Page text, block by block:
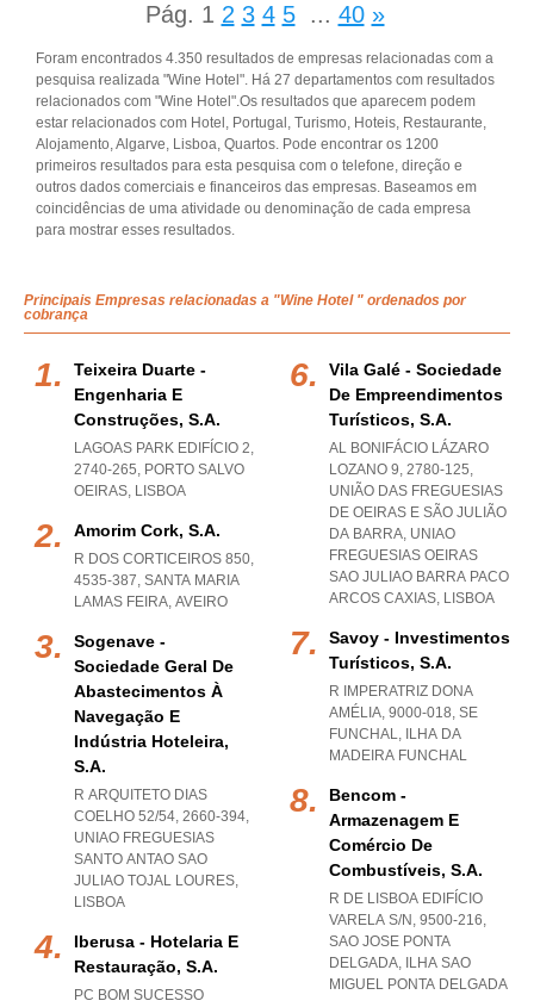
Pág. 1 2 3 4 5 ... 40 »
Foram encontrados 4.350 resultados de empresas relacionadas com a
pesquisa realizada "Wine Hotel". Há 27 departamentos com resultados
relacionados com "Wine Hotel".Os resultados que aparecem podem
estar relacionados com Hotel, Portugal, Turismo, Hoteis, Restaurante,
Alojamento, Algarve, Lisboa, Quartos. Pode encontrar os 1200
primeiros resultados para esta pesquisa com o telefone, direção e
outros dados comerciais e financeiros das empresas. Baseamos em
coincidências de uma atividade ou denominação de cada empresa
para mostrar esses resultados.
Principais Empresas relacionadas a "Wine Hotel " ordenados por
cobrança
Teixeira Duarte -
Engenharia E
Construções, S.a.
LAGOAS PARK EDIFÍCIO 2,
2740-265, PORTO SALVO
OEIRAS, LISBOA
Amorim Cork, S.a.
R DOS CORTICEIROS 850,
4535-387, SANTA MARIA
LAMAS FEIRA, AVEIRO
Sogenave -
Sociedade Geral De
Abastecimentos À
Navegação E
Indústria Hoteleira,
S.a.
R ARQUITETO DIAS
COELHO 52/54, 2660-394,
UNIAO FREGUESIAS
SANTO ANTAO SAO
JULIAO TOJAL LOURES,
LISBOA
Iberusa - Hotelaria E
Restauração, S.a.
PC BOM SUCESSO
Vila Galé - Sociedade
De Empreendimentos
Turísticos, S.a.
AL BONIFÁCIO LÁZARO
LOZANO 9, 2780-125,
UNIÃO DAS FREGUESIAS
DE OEIRAS E SÃO JULIÃO
DA BARRA, UNIAO
FREGUESIAS OEIRAS
SAO JULIAO BARRA PACO
ARCOS CAXIAS, LISBOA
Savoy - Investimentos
Turísticos, S.a.
R IMPERATRIZ DONA
AMÉLIA, 9000-018, SE
FUNCHAL, ILHA DA
MADEIRA FUNCHAL
Bencom -
Armazenagem E
Comércio De
Combustíveis, S.a.
R DE LISBOA EDIFÍCIO
VARELA S/N, 9500-216,
SAO JOSE PONTA
DELGADA, ILHA SAO
MIGUEL PONTA DELGADA